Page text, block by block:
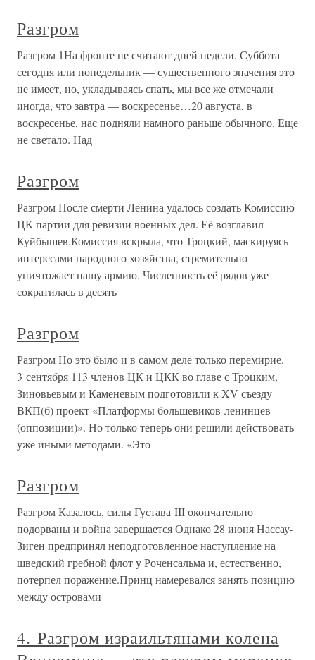
Разгром
Разгром 1На фронте не считают дней недели. Суббота
сегодня или понедельник — существенного значения это
не имеет, но, укладываясь спать, мы все же отмечали
иногда, что завтра — воскресенье…20 августа, в
воскресенье, нас подняли намного раньше обычного. Еще
не светало. Над
Разгром
Разгром После смерти Ленина удалось создать Комиссию
ЦК партии для ревизии военных дел. Её возглавил
Куйбышев.Комиссия вскрыла, что Троцкий, маскируясь
интересами народного хозяйства, стремительно
уничтожает нашу армию. Численность её рядов уже
сократилась в десять
Разгром
Разгром Но это было и в самом деле только перемирие.
3 сентября 113 членов ЦК и ЦКК во главе с Троцким,
Зиновьевым и Каменевым подготовили к XV съезду
ВКП(б) проект «Платформы большевиков-ленинцев
(оппозиции)». Но только теперь они решили действовать
уже иными методами. «Это
Разгром
Разгром Казалось, силы Густава III окончательно
подорваны и война завершается Однако 28 июня Нассау-
Зиген предпринял неподготовленное наступление на
шведский гребной флот у Роченсальма и, естественно,
потерпел поражение.Принц намеревался занять позицию
между островами
4. Разгром израильтянами колена